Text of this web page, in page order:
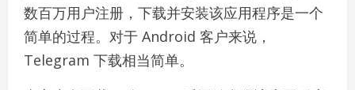
数百万用户注册，下载并安装该应用程序是一个
简单的过程。对于 Android 客户来说，
Telegram 下载相当简单。